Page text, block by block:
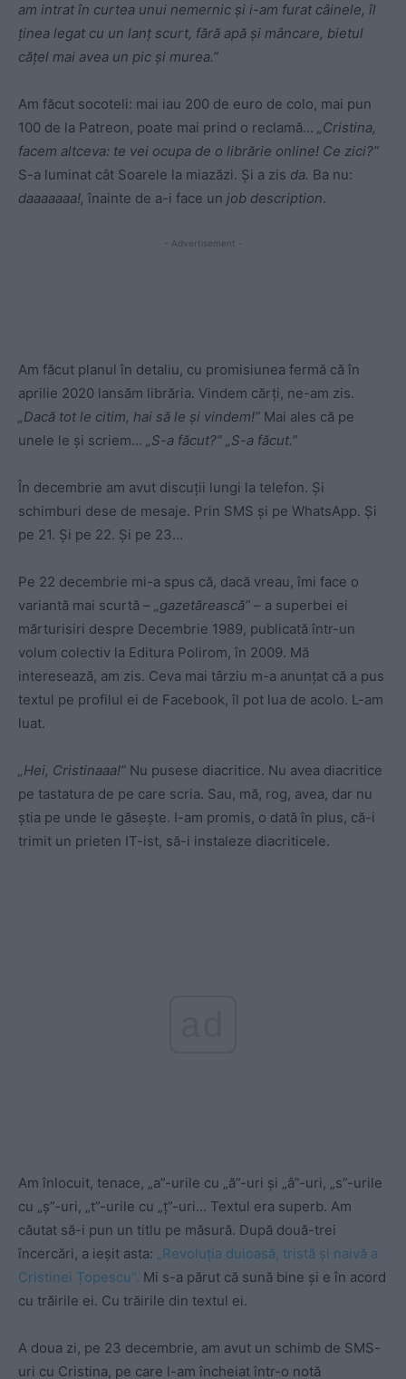
am intrat în curtea unui nemernic și i-am furat câinele, îl
ținea legat cu un lanț scurt, fără apă și mâncare, bietul
cățel mai avea un pic și murea.”
Am făcut socoteli: mai iau 200 de euro de colo, mai pun
100 de la Patreon, poate mai prind o reclamă… „Cristina,
facem altceva: te vei ocupa de o librărie online! Ce zici?”
S-a luminat cât Soarele la miazăzi. Și a zis da. Ba nu:
daaaaaaa!, înainte de a-i face un job description.
- Advertisement -
Am făcut planul în detaliu, cu promisiunea fermă că în
aprilie 2020 lansăm librăria. Vindem cărți, ne-am zis.
„Dacă tot le citim, hai să le și vindem!” Mai ales că pe
unele le și scriem… „S-a făcut?” „S-a făcut.”
În decembrie am avut discuții lungi la telefon. Și
schimburi dese de mesaje. Prin SMS și pe WhatsApp. Și
pe 21. Și pe 22. Și pe 23…
Pe 22 decembrie mi-a spus că, dacă vreau, îmi face o
variantă mai scurtă – „gazetărească” – a superbei ei
mărturisiri despre Decembrie 1989, publicată într-un
volum colectiv la Editura Polirom, în 2009. Mă
interesează, am zis. Ceva mai târziu m-a anunțat că a pus
textul pe profilul ei de Facebook, îl pot lua de acolo. L-am
luat.
„Hei, Cristinaaa!” Nu pusese diacritice. Nu avea diacritice
pe tastatura de pe care scria. Sau, mă, rog, avea, dar nu
știa pe unde le găsește. I-am promis, o dată în plus, că-i
trimit un prieten IT-ist, să-i instaleze diacriticele.
Am înlocuit, tenace, „a”-urile cu „ă”-uri și „â”-uri, „s”-urile
cu „ș”-uri, „t”-urile cu „ț”-uri… Textul era superb. Am
căutat să-i pun un titlu pe măsură. După două-trei
încercări, a ieșit asta: „Revoluția duioasă, tristă și naivă a
Cristinei Țopescu”. Mi s-a părut că sună bine și e în acord
cu trăirile ei. Cu trăirile din textul ei.
A doua zi, pe 23 decembrie, am avut un schimb de SMS-
uri cu Cristina, pe care l-am încheiat într-o notă